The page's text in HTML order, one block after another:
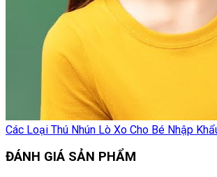
Các Loại Thú Nhún Lò Xo Cho Bé Nhập
ĐÁNH GIÁ SẢN PHẨM